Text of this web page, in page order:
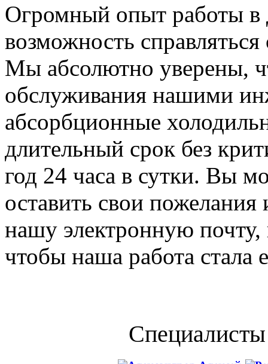
Огромный опыт работы в
возможность
Мы абсолютно уверены,
обслуживания нашими
абсорбционные
длительный срок без
год 24 часа в сутки. Вы
оставить свои
нашу электронную почту,
чтобы наша работа стала
Специалисты